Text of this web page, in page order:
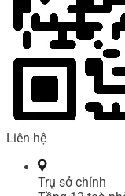
Liên hệ
Trụ sở chính